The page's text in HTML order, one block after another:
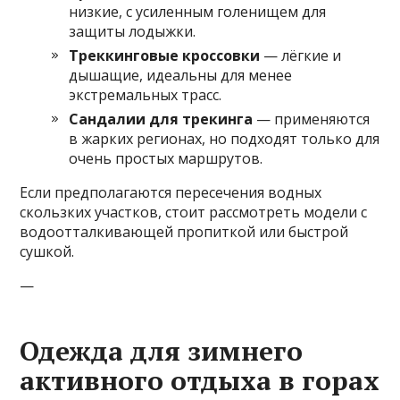
низкие, с усиленным голенищем для
защиты лодыжки.
Треккинговые кроссовки — лёгкие и
дышащие, идеальны для менее
экстремальных трасс.
Сандалии для трекинга — применяются
в жарких регионах, но подходят только для
очень простых маршрутов.
Если предполагаются пересечения водных
скользких участков, стоит рассмотреть модели с
водоотталкивающей пропиткой или быстрой
сушкой.
—
Одежда для зимнего
активного отдыха в горах